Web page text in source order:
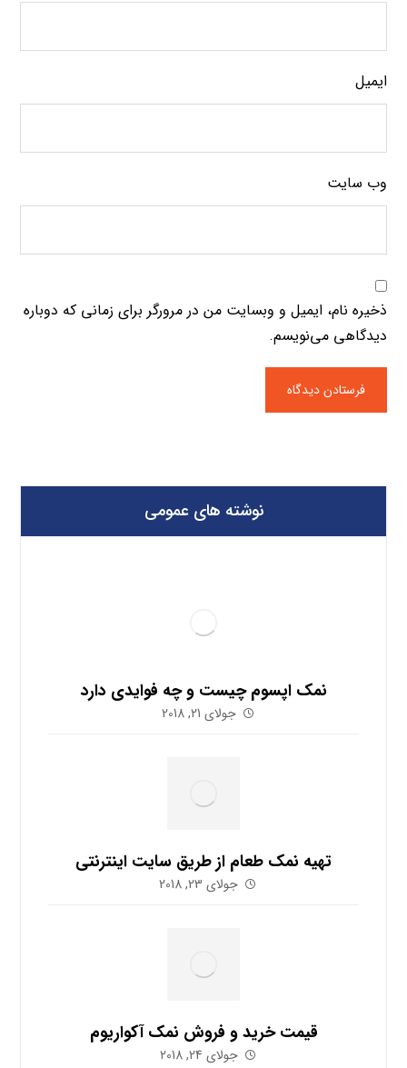
ایمیل
وب‌ سایت
ذخیره نام، ایمیل و وبسایت من در مرورگر برای زمانی که دوباره
دیدگاهی می‌نویسم.
نوشته های عمومی
نمک اپسوم چیست و چه فوایدی دارد
جولای 21, 2018
تهیه نمک طعام از طریق سایت اینترنتی
جولای 23, 2018
قیمت خرید و فروش نمک آکواریوم
جولای 24, 2018